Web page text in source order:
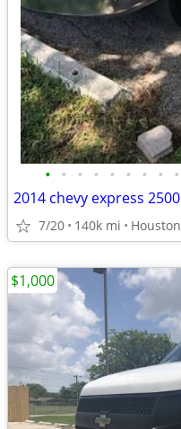
• • • • • • • • •
2014 chevy express 2500
7/20 140k mi Houston
$1,000